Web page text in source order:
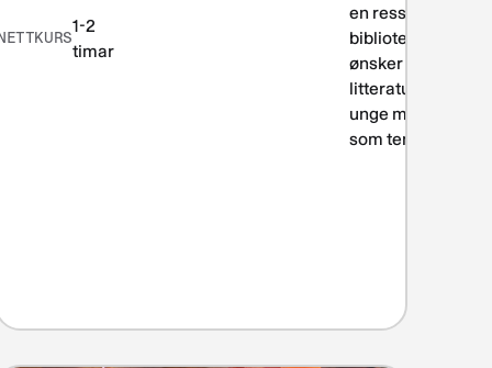
1-2
timar
en ressurs for
bibliotekarer som
ønsker å formidle
litteratur til barn
unge med
som tema.